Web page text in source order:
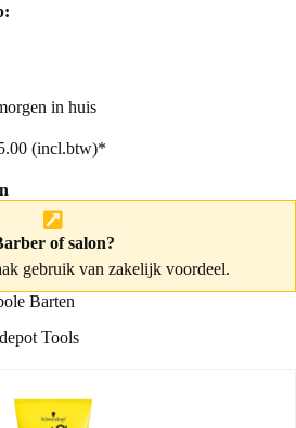
in huis
(incl.btw)*
of salon?
gebruik van zakelijk voordeel.
Barten
Tools